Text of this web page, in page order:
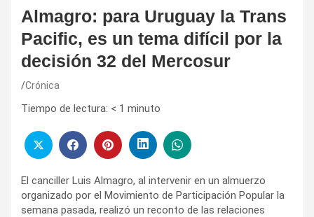
Almagro: para Uruguay la Trans
Pacific, es un tema difícil por la
decisión 32 del Mercosur
Crónica
Tiempo de lectura: < 1 minuto
El canciller Luis Almagro, al intervenir en un almuerzo
organizado por el Movimiento de Participación Popular la
semana pasada, realizó un reconto de las relaciones